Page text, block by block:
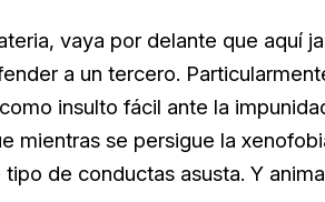
vaya por delante que aquí
a un tercero.
insulto fácil ante la
mientras se persigue la
de conductas asusta. Y